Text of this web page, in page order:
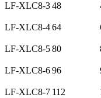
LF-XLC8-348
LF-XLC8-464
LF-XLC8-580
LF-XLC8-696
LF-XLC8-7 112